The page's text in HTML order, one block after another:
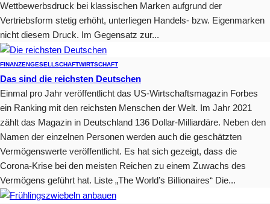
Wettbewerbsdruck bei klassischen Marken aufgrund der
Vertriebsform stetig erhöht, unterliegen Handels- bzw. Eigenmarken
nicht diesem Druck. Im Gegensatz zur...
FINANZENGESELLSCHAFTWIRTSCHAFT
Das sind die reichsten Deutschen
Einmal pro Jahr veröffentlicht das US-Wirtschaftsmagazin Forbes
ein Ranking mit den reichsten Menschen der Welt. Im Jahr 2021
zählt das Magazin in Deutschland 136 Dollar-Milliardäre. Neben den
Namen der einzelnen Personen werden auch die geschätzten
Vermögenswerte veröffentlicht. Es hat sich gezeigt, dass die
Corona-Krise bei den meisten Reichen zu einem Zuwachs des
Vermögens geführt hat. Liste „The World’s Billionaires“ Die...